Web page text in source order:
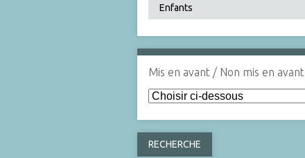
Mis en avant / Non mis en avant